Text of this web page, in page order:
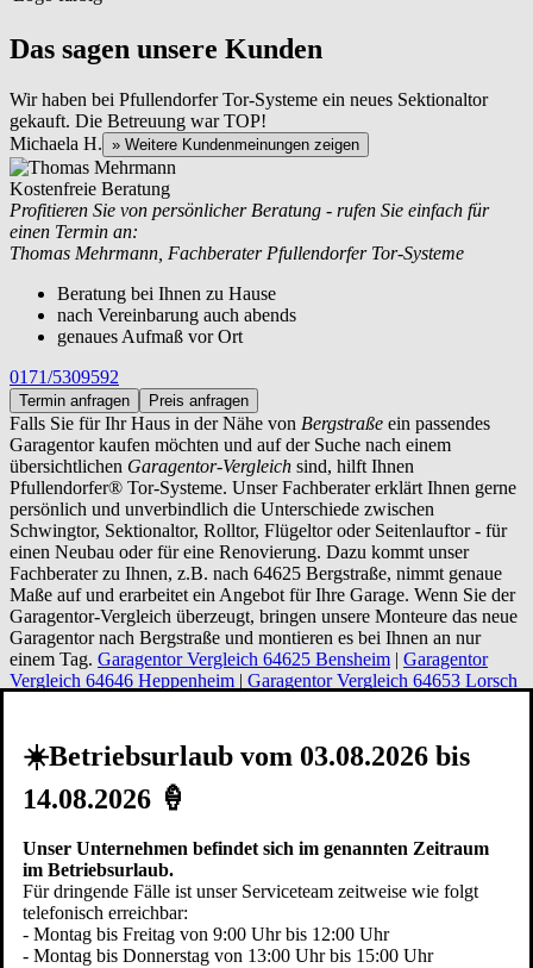
Das sagen unsere Kunden
Wir haben bei Pfullendorfer Tor-Systeme ein neues Sektionaltor
gekauft. Die Betreuung war TOP!
Michaela H. » Weitere Kundenmeinungen zeigen
Kostenfreie Beratung
Profitieren Sie von persönlicher Beratung - rufen Sie einfach für
einen Termin an:
Thomas Mehrmann, Fachberater Pfullendorfer Tor-Systeme
Beratung bei Ihnen zu Hause
nach Vereinbarung auch abends
genaues Aufmaß vor Ort
0171/5309592
Termin anfragen Preis anfragen
Falls Sie für Ihr Haus in der Nähe von Bergstraße ein passendes
Garagentor kaufen möchten und auf der Suche nach einem
übersichtlichen Garagentor-Vergleich sind, hilft Ihnen
Pfullendorfer® Tor-Systeme. Unser Fachberater erklärt Ihnen gerne
persönlich und unverbindlich die Unterschiede zwischen
Schwingtor, Sektionaltor, Rolltor, Flügeltor oder Seitenlauftor - für
einen Neubau oder für eine Renovierung. Dazu kommt unser
Fachberater zu Ihnen, z.B. nach 64625 Bergstraße, nimmt genaue
Maße auf und erarbeitet ein Angebot für Ihre Garage. Wenn Sie der
Garagentor-Vergleich überzeugt, bringen unsere Monteure das neue
Garagentor nach Bergstraße und montieren es bei Ihnen an nur
einem Tag. Garagentor Vergleich 64625 Bensheim | Garagentor
Vergleich 64646 Heppenheim | Garagentor Vergleich 64653 Lorsch
Garagentor Vergleich 64665 Alsbach-Hähnlein |Garagentor
Vergleich 69514 Laudenbach|Garagentor Vergleich 64404
Bickenbach|Garagentor Vergleich 64342 Seeheim-Jugenheim
Garagentor Vergleich 64342 Darmstadt-Dieburg
Erläuterungen zum Garagentor-
Vergleich der verschiedenen Typen
Variable Einbausituation
☀️Betriebsurlaub vom 03.08.2026 bis
14.08.2026 🍦
Unser Unternehmen befindet sich im genannten Zeitraum
im Betriebsurlaub.
Für dringende Fälle ist unser Serviceteam zeitweise wie folgt
telefonisch erreichbar:
- Montag bis Freitag von 9:00 Uhr bis 12:00 Uhr
- Montag bis Donnerstag von 13:00 Uhr bis 15:00 Uhr